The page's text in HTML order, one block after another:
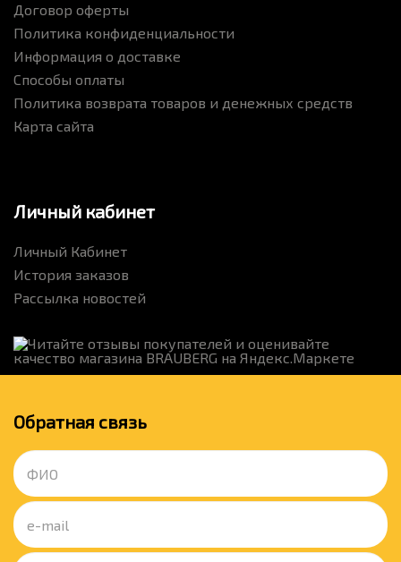
Договор оферты
Политика конфиденциальности
Информация о доставке
Способы оплаты
Политика возврата товаров и денежных средств
Карта сайта
Личный кабинет
Личный Кабинет
История заказов
Рассылка новостей
Обратная связь